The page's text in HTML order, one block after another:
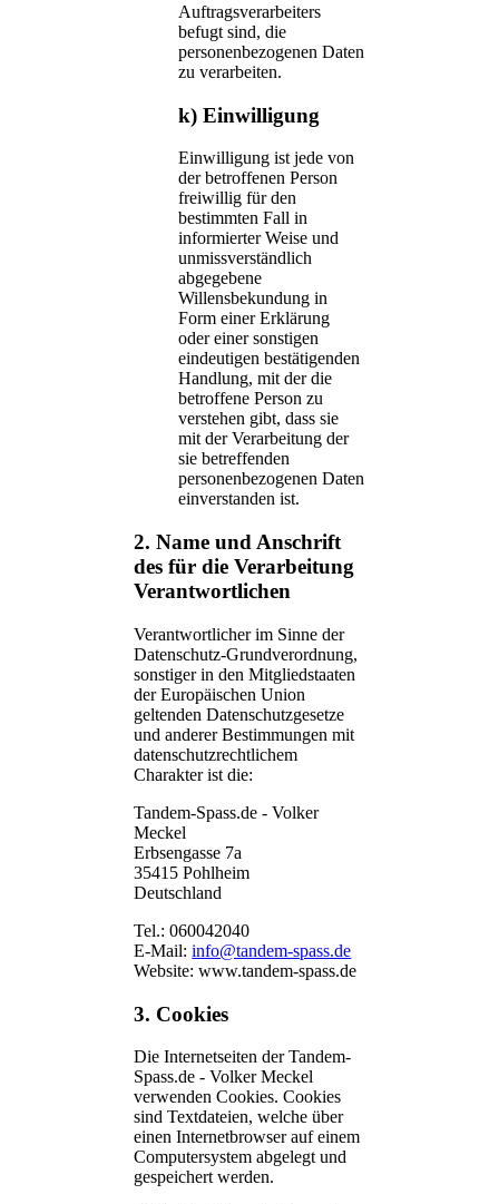
Auftragsverarbeiters
befugt sind, die
personenbezogenen Daten
zu verarbeiten.
k) Einwilligung
Einwilligung ist jede von
der betroffenen Person
freiwillig für den
bestimmten Fall in
informierter Weise und
unmissverständlich
abgegebene
Willensbekundung in
Form einer Erklärung
oder einer sonstigen
eindeutigen bestätigenden
Handlung, mit der die
betroffene Person zu
verstehen gibt, dass sie
mit der Verarbeitung der
sie betreffenden
personenbezogenen Daten
einverstanden ist.
2. Name und Anschrift
des für die Verarbeitung
Verantwortlichen
Verantwortlicher im Sinne der
Datenschutz-Grundverordnung,
sonstiger in den Mitgliedstaaten
der Europäischen Union
geltenden Datenschutzgesetze
und anderer Bestimmungen mit
datenschutzrechtlichem
Charakter ist die:
Tandem-Spass.de - Volker
Meckel
Erbsengasse 7a
35415 Pohlheim
Deutschland
Tel.: 060042040
E-Mail:info@tandem-spass.de
Website: www.tandem-spass.de
3. Cookies
Die Internetseiten der Tandem-
Spass.de - Volker Meckel
verwenden Cookies. Cookies
sind Textdateien, welche über
einen Internetbrowser auf einem
Computersystem abgelegt und
gespeichert werden.